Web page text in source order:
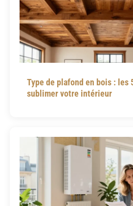
Type de plafond en bois : les
sublimer votre intérieur